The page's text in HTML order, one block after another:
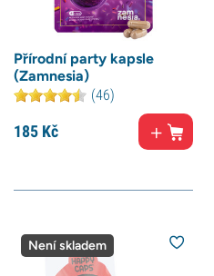
Přírodní party kapsle
(Zamnesia)
(46)
185 Kč
Není skladem